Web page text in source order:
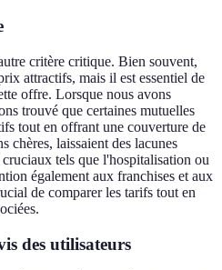
critère critique. Bien souvent,
attractifs, mais il est essentiel de
offre. Lorsque nous avons
trouvé que certaines mutuelles
tout en offrant une couverture de
chères, laissaient des lacunes
tels que l'hospitalisation ou
également aux franchises et aux
de comparer les tarifs tout en
des utilisateurs